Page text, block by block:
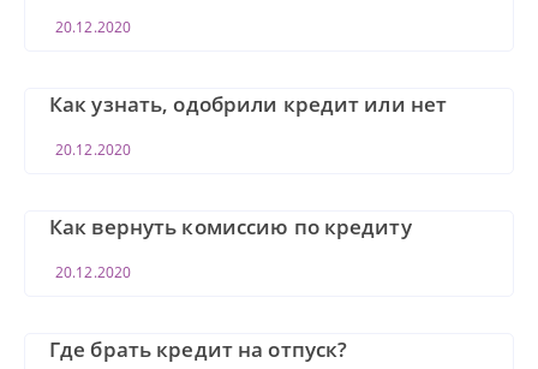
20.12.2020
Как узнать, одобрили кредит или нет
20.12.2020
Как вернуть комиссию по кредиту
20.12.2020
Где брать кредит на отпуск?